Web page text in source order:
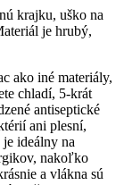
krajku, uško na
je hrubý,
ako iné materiály,
chladí, 5-krát
antiseptické
ani plesní,
ideálny na
nakoľko
a vlákna sú